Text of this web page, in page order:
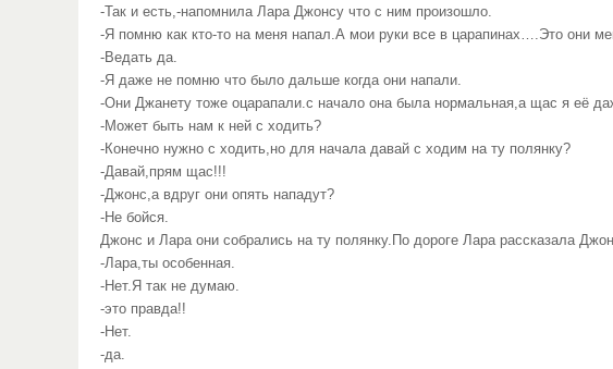
-Так и есть,-напомнила Лара Джонсу что с ним произошло.
-Я помню как кто-то на меня напал.А мои руки все в царапинах….Это они
-Ведать да.
-Я даже не помню что было дальше когда они напали.
-Они Джанету тоже оцарапали.с начало она была нормальная,а щас я её
-Может быть нам к ней с ходить?
-Конечно нужно с ходить,но для начала давай с ходим на ту полянку?
-Давай,прям щас!!!
-Джонс,а вдруг они опять нападут?
-Не бойся.
Джонс и Лара они собрались на ту полянку.По дороге Лара рассказала
-Лара,ты особенная.
-Нет.Я так не думаю.
-это правда!!
-Нет.
-да.